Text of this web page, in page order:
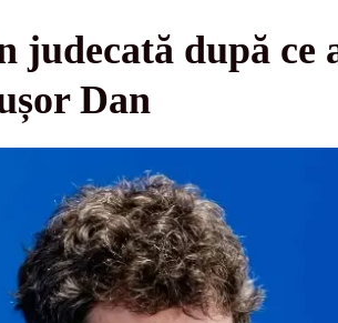
judecată după ce
Dan